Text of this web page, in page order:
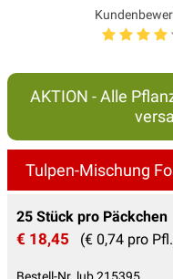
AKTION - Alle
Tulpen-Mischung
25 Stück pro Päckchen
€ 18,45 (€ 0,74 pro